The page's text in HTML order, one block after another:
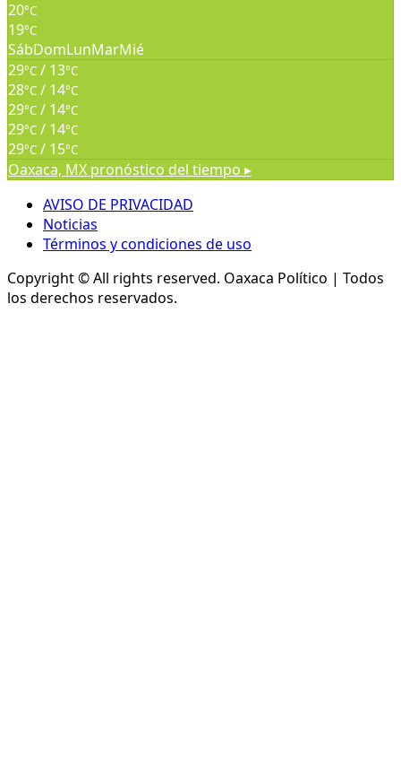
20°C
19°C
SábDomLunMarMié
29°C / 13°C
28°C / 14°C
29°C / 14°C
29°C / 14°C
29°C / 15°C
Oaxaca, MX pronóstico del tiempo ▸
AVISO DE PRIVACIDAD
Noticias
Términos y condiciones de uso
Copyright © All rights reserved. Oaxaca Político | Todos
los derechos reservados.